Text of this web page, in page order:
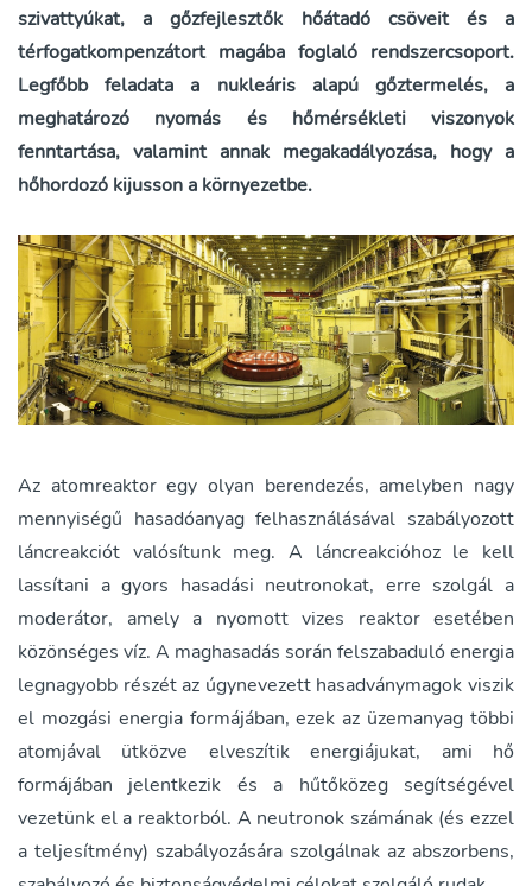
szivattyúkat, a gőzfejlesztők hőátadó csöveit és a
térfogatkompenzátort magába foglaló rendszercsoport.
Legfőbb feladata a nukleáris alapú gőztermelés, a
meghatározó nyomás és hőmérsékleti viszonyok
fenntartása, valamint annak megakadályozása, hogy a
hőhordozó kijusson a környezetbe.
Az atomreaktor egy olyan berendezés, amelyben nagy
mennyiségű hasadóanyag felhasználásával szabályozott
láncreakciót valósítunk meg. A láncreakcióhoz le kell
lassítani a gyors hasadási neutronokat, erre szolgál a
moderátor, amely a nyomott vizes reaktor esetében
közönséges víz. A maghasadás során felszabaduló energia
legnagyobb részét az úgynevezett hasadványmagok viszik
el mozgási energia formájában, ezek az üzemanyag többi
atomjával ütközve elveszítik energiájukat, ami hő
formájában jelentkezik és a hűtőközeg segítségével
vezetünk el a reaktorból. A neutronok számának (és ezzel
a teljesítmény) szabályozására szolgálnak az abszorbens,